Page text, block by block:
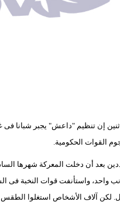
إن تنظيم "داعش" يجبر شبانا
القوات الحكومية.
بعد أن دخلت المعركة شهرها
واحد، واستأنفت قوات النخبة
لكن آلاف الأشخاص استغلوا